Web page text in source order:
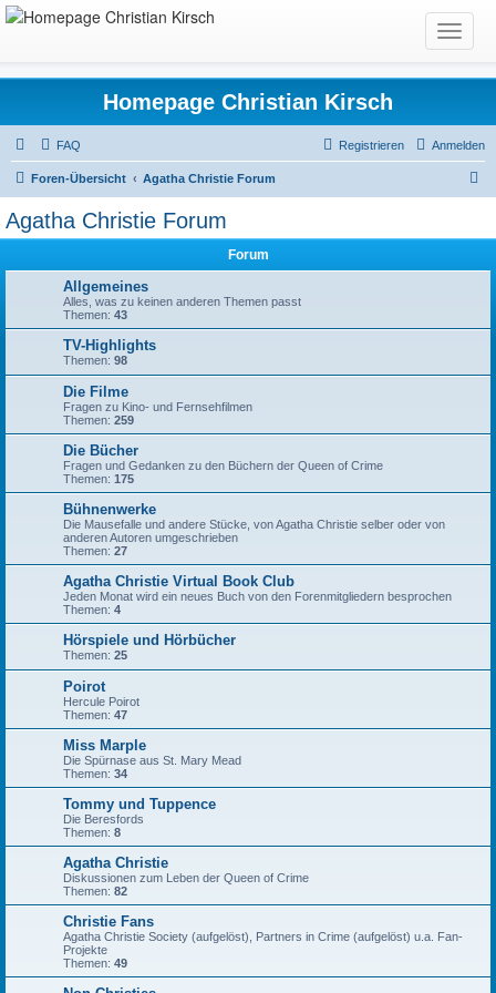
T
o
g
l
e
n
i
a
Homepage Christian Kirsch
FAQ Anmelden
Registrieren
Foren-Übersicht Agatha Christie Forum
Agatha Christie Forum
Forum
Allgemeines
Alles, was zu keinen anderen Themen passt
Themen: 43
TV-Highlights
Themen: 98
Die Filme
Fragen zu Kino- und Fernsehfilmen
Themen: 259
Die Bücher
Fragen und Gedanken zu den Büchern der Queen of Crime
Themen: 175
Bühnenwerke
Die Mausefalle und andere Stücke, von Agatha Christie selber oder von
anderen Autoren umgeschrieben
Themen: 27
Agatha Christie Virtual Book Club
Jeden Monat wird ein neues Buch von den Forenmitgliedern besprochen
Themen: 4
Hörspiele und Hörbücher
Themen: 25
Poirot
Hercule Poirot
Themen: 47
Miss Marple
Die Spürnase aus St. Mary Mead
Themen: 34
Tommy und Tuppence
Die Beresfords
Themen: 8
Agatha Christie
Diskussionen zum Leben der Queen of Crime
Themen: 82
Christie Fans
Agatha Christie Society (aufgelöst), Partners in Crime (aufgelöst) u.a. Fan-
Projekte
Themen: 49